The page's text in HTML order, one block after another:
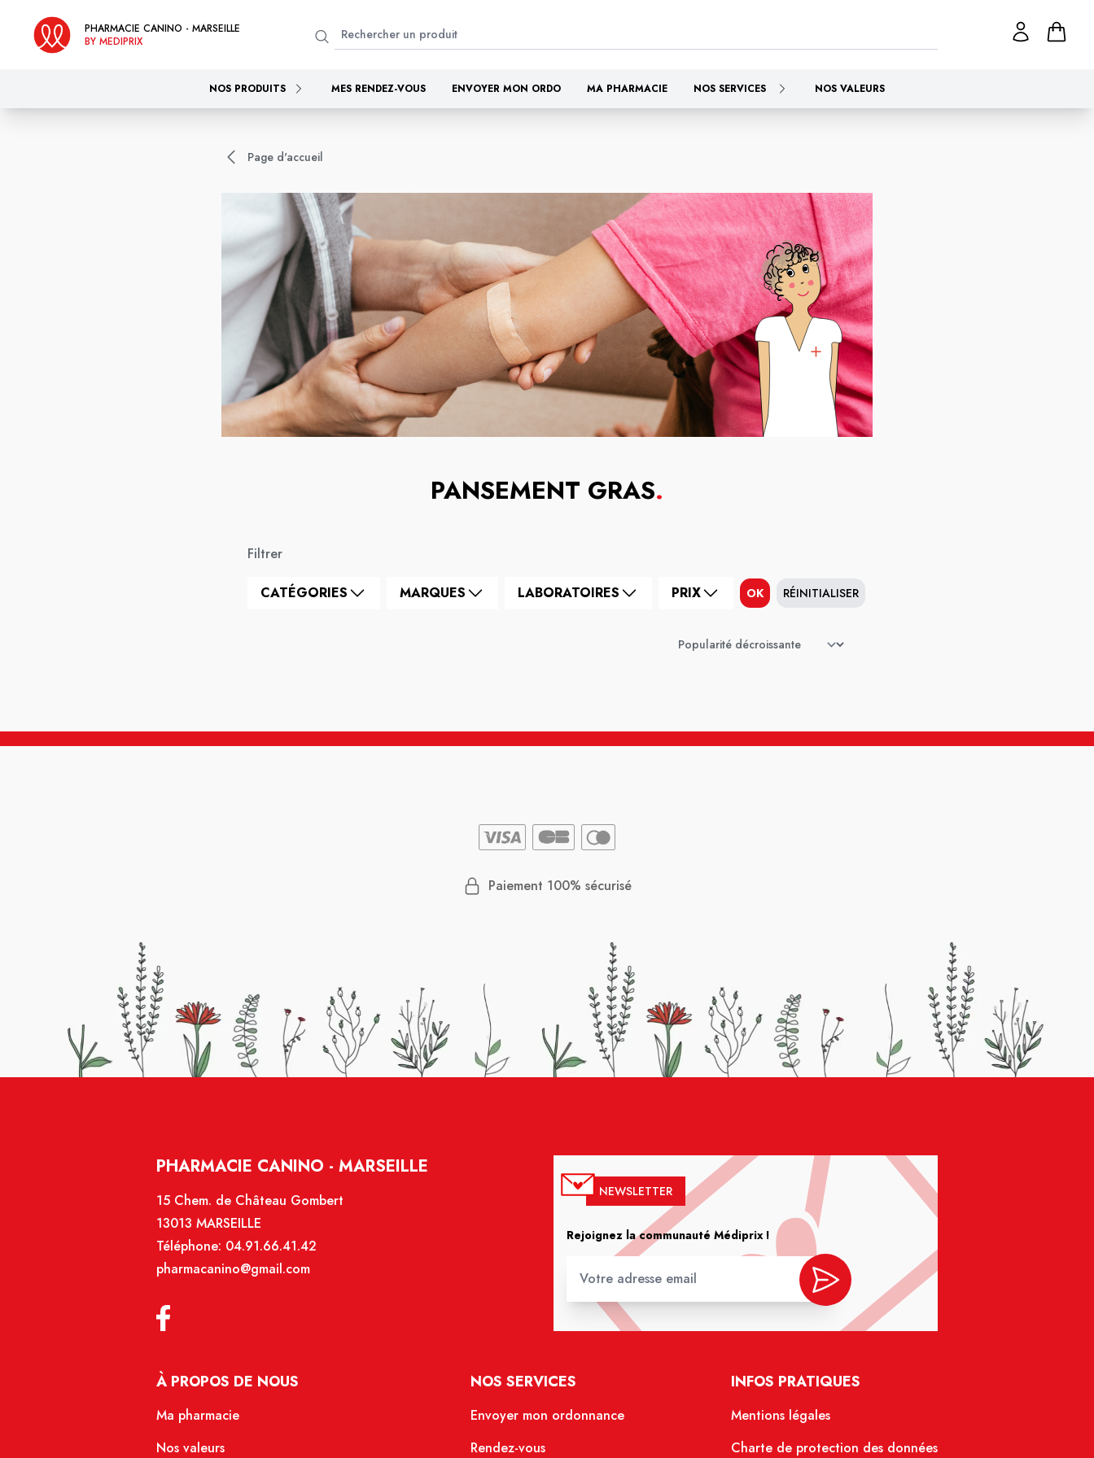
PHARMACIE CANINO - MARSEILLE
BY MEDIPRIX
NOS PRODUITS MES RENDEZ-VOUS ENVOYER MON ORDO MA PHARMACIE NOS SERVICES NOS VALEURS
Page d'accueil
PANSEMENT GRAS.
Filtrer
CATÉGORIES MARQUES LABORATOIRES PRIX OK RÉINITIALISER
Paiement 100% sécurisé
PHARMACIE CANINO - MARSEILLE
15 Chem. de Château Gombert
13013 MARSEILLE
Téléphone: 04.91.66.41.42
pharmacanino@gmail.com
NEWSLETTER
Rejoignez la communauté Médiprix !
À PROPOS DE NOUS
Ma pharmacie
Nos valeurs
NOS SERVICES
Envoyer mon ordonnance
Rendez-vous
INFOS PRATIQUES
Mentions légales
Charte de protection des données